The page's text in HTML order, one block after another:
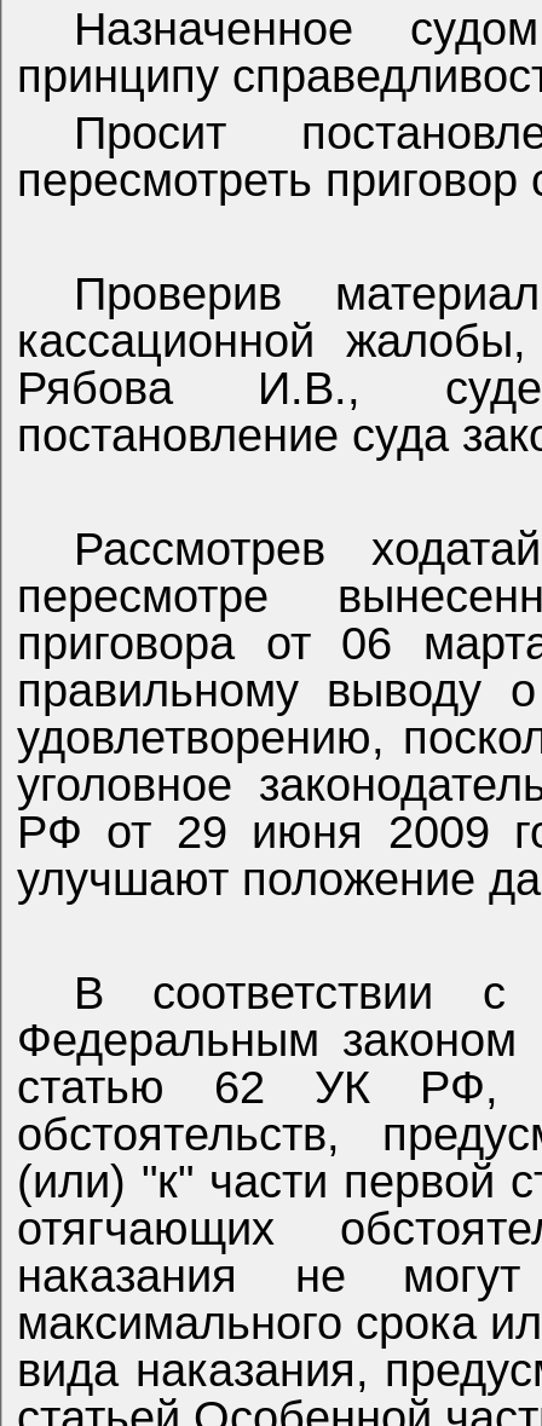
Назначенное
принципу
Просит
пересмотреть приговор
Проверив
кассационной
жалобы,
Рябова И.В.,
постановление суда
Рассмотрев
пересмотре
приговора от 06
правильному выводу
удовлетворению,
уголовное
РФ от 29 июня 2009
улучшают положение
В соответствии с
Федеральным
статью 62 УК РФ,
обстоятельств,
(или) "к" части первой
отягчающих
наказания не
максимального срока
вида наказания,